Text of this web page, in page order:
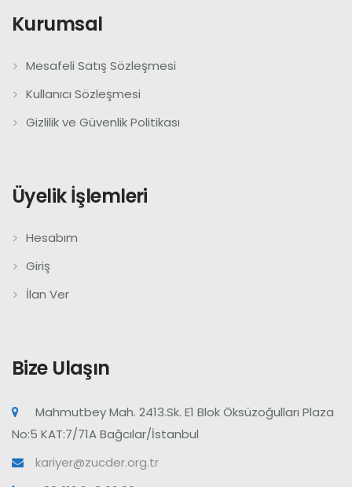
Kurumsal
Mesafeli Satış Sözleşmesi
Kullanıcı Sözleşmesi
Gizlilik ve Güvenlik Politikası
Üyelik İşlemleri
Hesabım
Giriş
İlan Ver
Bize Ulaşın
Mahmutbey Mah. 2413.Sk. E1 Blok Öksüzoğulları Plaza
No:5 KAT:7/71A Bağcılar/İstanbul
kariyer@zucder.org.tr